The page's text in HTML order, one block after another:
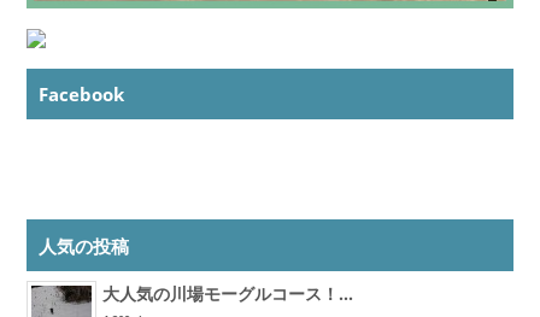
Facebook
人気の投稿
大人気の川場モーグルコース！...